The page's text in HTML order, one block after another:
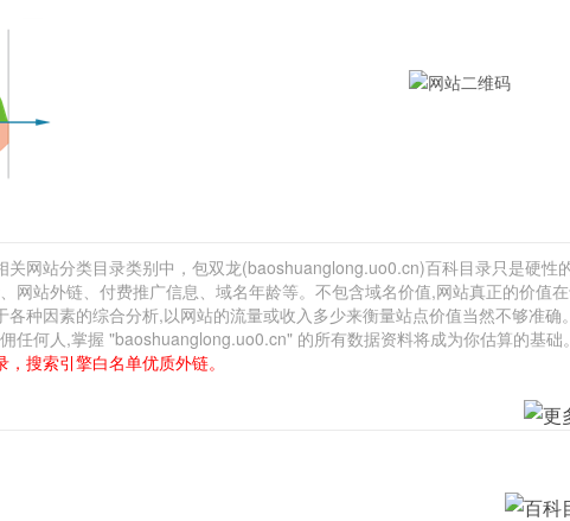
网站分类目录类别中，包双龙(baoshuanglong.uo0.cn)百科目录只是硬性
网站外链、付费推广信息、域名年龄等。不包含域名价值,网站真正的价值
种因素的综合分析,以网站的流量或收入多少来衡量站点价值当然不够准确。
何人,掌握 "baoshuanglong.uo0.cn" 的所有数据资料将成为你估算的基础
，搜索引擎白名单优质外链。